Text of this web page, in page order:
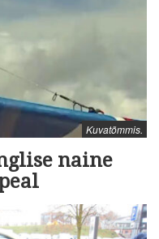
Kuvatõmmis.
naine